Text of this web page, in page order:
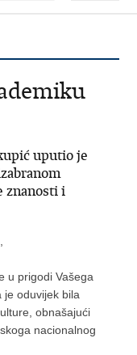
uputio je
znanosti i
u prigodi Vašega
je oduvijek bila
obnašajući
nacionalnog